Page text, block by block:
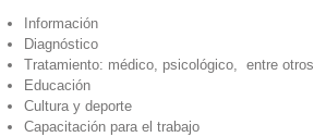
Información
Diagnóstico
Tratamiento: médico, psicológico, entre otros
Educación
Cultura y deporte
Capacitación para el trabajo